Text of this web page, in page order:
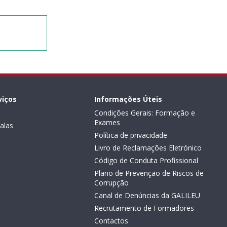
Informações Úteis
Condições Gerais: Formação e
Exames
Política de privacidade
Livro de Reclamações Eletrónico
Código de Conduta Profissional
Plano de Prevenção de Riscos de
Corrupção
Canal de Denúncias da GALILEU
Recrutamento de Formadores
Contactos